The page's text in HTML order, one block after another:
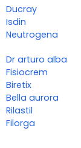
Ducray
Isdin
Neutrogena
Dr arturo alba
Fisiocrem
Biretix
Bella aurora
Rilastil
Filorga